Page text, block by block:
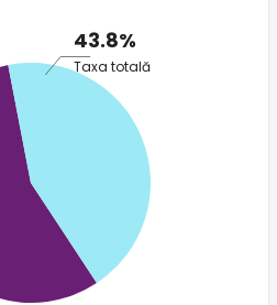
43.8%
Taxa totală